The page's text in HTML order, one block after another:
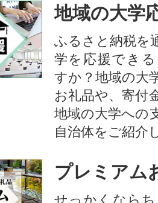
地域の大学
ふるさと納税を
学を応援でき
すか？地域の大
お礼品や、寄付
地域の大学への
自治体をご紹介
プレミアム
せっかくなら